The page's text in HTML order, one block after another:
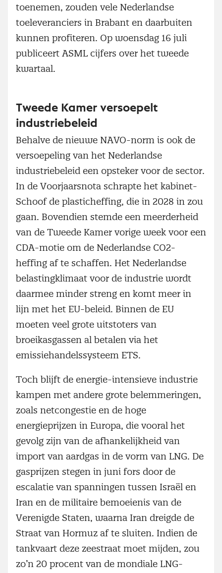
toenemen, zouden vele Nederlandse
toeleveranciers in Brabant en daarbuiten
kunnen profiteren. Op woensdag 16 juli
publiceert ASML cijfers over het tweede
kwartaal.
Tweede Kamer versoepelt
industriebeleid
Behalve de nieuwe NAVO-norm is ook de
versoepeling van het Nederlandse
industriebeleid een opsteker voor de sector.
In de Voorjaarsnota schrapte het kabinet-
Schoof de plasticheffing, die in 2028 in zou
gaan. Bovendien stemde een meerderheid
van de Tweede Kamer vorige week voor een
CDA-motie om de Nederlandse CO2-
heffing af te schaffen. Het Nederlandse
belastingklimaat voor de industrie wordt
daarmee minder streng en komt meer in
lijn met het EU-beleid. Binnen de EU
moeten veel grote uitstoters van
broeikasgassen al betalen via het
emissiehandelssysteem ETS.
Toch blijft de energie-intensieve industrie
kampen met andere grote belemmeringen,
zoals netcongestie en de hoge
energieprijzen in Europa, die vooral het
gevolg zijn van de afhankelijkheid van
import van aardgas in de vorm van LNG. De
gasprijzen stegen in juni fors door de
escalatie van spanningen tussen Israël en
Iran en de militaire bemoeienis van de
Verenigde Staten, waarna Iran dreigde de
Straat van Hormuz af te sluiten. Indien de
tankvaart deze zeestraat moet mijden, zou
zo’n 20 procent van de mondiale LNG-